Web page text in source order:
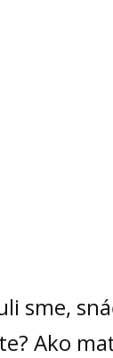
sme,
Ako